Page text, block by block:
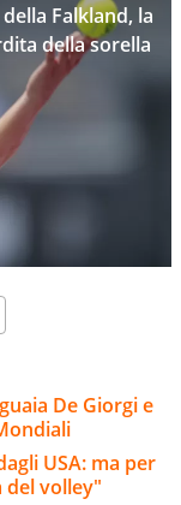
Falkland, la
della sorella
De Giorgi e
USA: ma per
del volley"